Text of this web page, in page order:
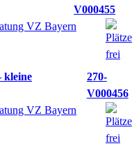
V000455
VZ Bayern
kleine
270-
V000456
VZ Bayern